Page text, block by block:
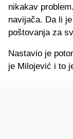
nikakav
navijača. Da li
poštovanja za
Nastavio je
je Milojević i to